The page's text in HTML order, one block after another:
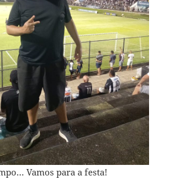
Vamos para a festa!